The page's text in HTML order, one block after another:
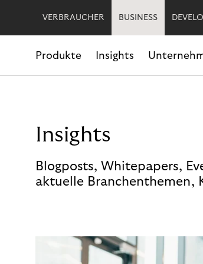
VERBRAUCHER BUSINESS
Produkte Insights
Insights
Blogposts, Whitepapers,
aktuelle Branchenthemen,